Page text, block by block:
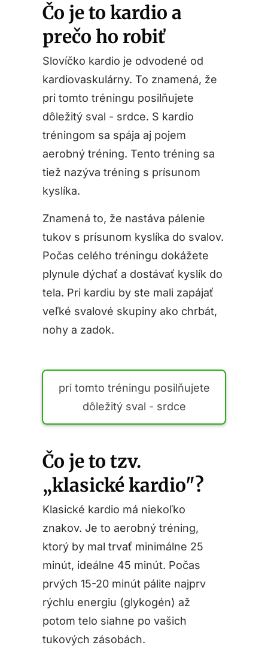
Čo je to kardio a
prečo ho robiť
Slovíčko kardio je odvodené od
kardiovaskulárny. To znamená, že
pri tomto tréningu posilňujete
dôležitý sval - srdce. S kardio
tréningom sa spája aj pojem
aerobný tréning. Tento tréning sa
tiež nazýva tréning s prísunom
kyslíka.
Znamená to, že nastáva pálenie
tukov s prísunom kyslíka do svalov.
Počas celého tréningu dokážete
plynule dýchať a dostávať kyslík do
tela. Pri kardiu by ste mali zapájať
veľké svalové skupiny ako chrbát,
nohy a zadok.
pri tomto tréningu posilňujete
dôležitý sval - srdce
Čo je to tzv.
„klasické kardio"?
Klasické kardio má niekoľko
znakov. Je to aerobný tréning,
ktorý by mal trvať minimálne 25
minút, ideálne 45 minút. Počas
prvých 15-20 minút pálite najprv
rýchlu energiu (glykogén) až
potom telo siahne po vašich
tukových zásobách.